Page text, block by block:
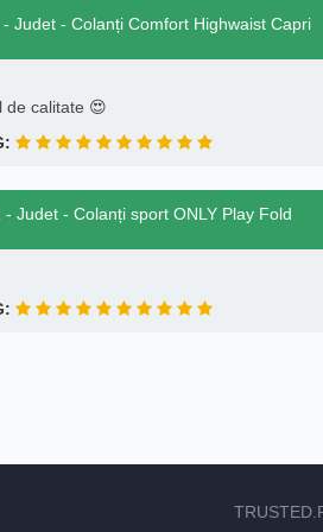
Judet - Colanți Comfort Highwaist Capri
de calitate 😍
- Judet - Colanți sport ONLY Play Fold